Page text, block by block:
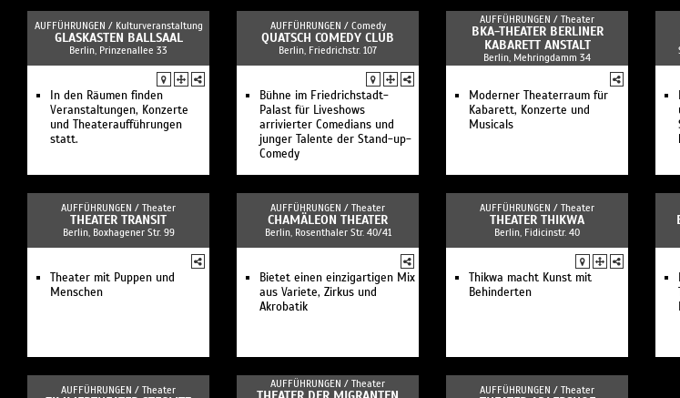
AUFFÜHRUNGEN / Kulturveranstaltung
GLASKASTEN BALLSAAL
Berlin, Prinzenallee 33
In den Räumen finden
Veranstaltungen, Konzerte
und Theateraufführungen
statt.
AUFFÜHRUNGEN / Comedy
QUATSCH COMEDY CLUB
Berlin, Friedrichstr. 107
Bühne im Friedrichstadt-
Palast für Liveshows
arrivierter Comedians und
junger Talente der Stand-up-
Comedy
AUFFÜHRUNGEN / Theater
BKA-THEATER BERLINER
KABARETT ANSTALT
Berlin, Mehringdamm 34
Moderner Theaterraum für
Kabarett, Konzerte und
Musicals
AUFFÜHRUNGEN / Theater
THEATER TRANSIT
Berlin, Boxhagener Str. 99
Theater mit Puppen und
Menschen
AUFFÜHRUNGEN / Theater
CHAMÄLEON THEATER
Berlin, Rosenthaler Str. 40/41
Bietet einen einzigartigen Mix
aus Variete, Zirkus und
Akrobatik
AUFFÜHRUNGEN / Theater
THEATER THIKWA
Berlin, Fidicinstr. 40
Thikwa macht Kunst mit
Behinderten
AUFFÜHRUNGEN / Theater AUFFÜHRUNGEN / Theater AUFFÜHRUNGEN / Theater